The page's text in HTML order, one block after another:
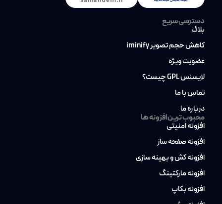
دسترسی سریع
بلاگ
کاهش حجم تصویر iminify
عضویت ویژه
لایسنس GPL چیست؟
تماس با ما
درباره ما
محبوب ترین افزونه ها
افزونه امنیتی
افزونه صفحه ساز
افزونه کش و بهینه سازی
افزونه مارکتینگ
افزونه بکاپ